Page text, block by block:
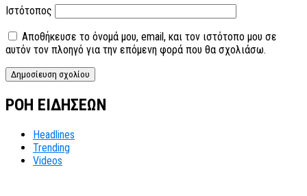
Ιστότοπος
Αποθήκευσε το όνομά μου, email, και τον ιστότοπο μου σε
αυτόν τον πλοηγό για την επόμενη φορά που θα σχολιάσω.
ΡΟΗ ΕΙΔΗΣΕΩΝ
Headlines
Trending
Videos